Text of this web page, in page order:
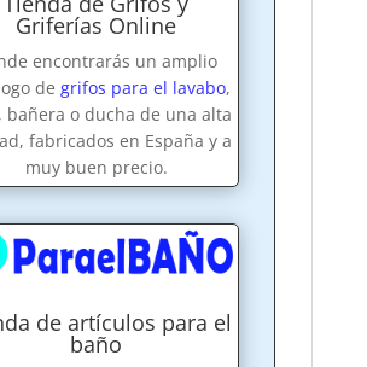
Griferías Online
encontrarás un amplio
de grifos para el lavabo,
bañera o ducha de una alta
fabricados en España y a
muy buen precio.
de artículos para el
baño